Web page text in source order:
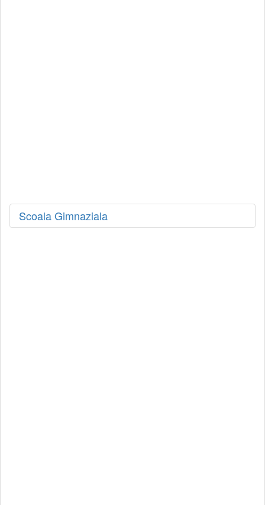
Scoala Gimnaziala